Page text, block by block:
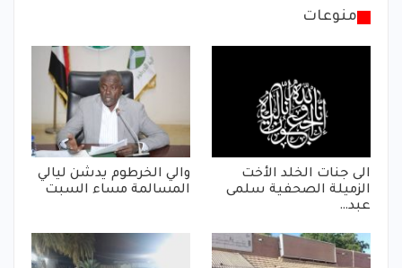
منوعات
الى جنات الخلد الأخت
الزميلة الصحفية سلمى
عبد…
والي الخرطوم يدشن ليالي
المسالمة مساء السبت